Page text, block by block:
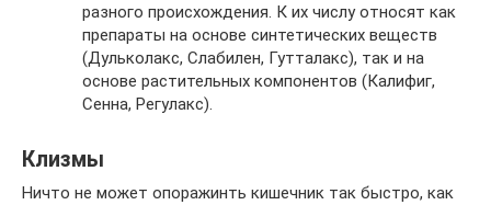
разного происхождения. К их числу относят как
препараты на основе синтетических веществ
(Дульколакс, Слабилен, Гутталакс), так и на
основе растительных компонентов (Калифиг,
Сенна, Регулакс).
Клизмы
Ничто не может опоражинть кишечник так быстро, как